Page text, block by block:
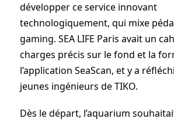
développer ce service innovant
technologiquement, qui mixe
gaming. SEA LIFE Paris avait un
charges précis sur le fond et la
l’application SeaScan, et y a
jeunes ingénieurs de TIKO.
Dès le départ, l’aquarium